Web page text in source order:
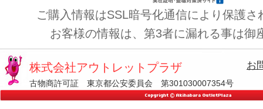
ご購入情報はSSL暗号化通信により保護さ
お客様の情報は、第3者に漏れる事は御
株式会社アウトレットプラザ
古物商許可証 東京都公安委員会 第301030007354号
お